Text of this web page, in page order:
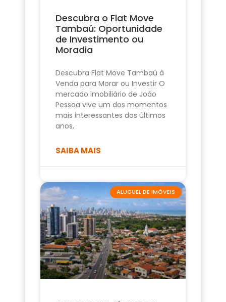
Descubra o Flat Move
Tambaú: Oportunidade
de Investimento ou
Moradia
Descubra Flat Move Tambaú à
Venda para Morar ou Investir O
mercado imobiliário de João
Pessoa vive um dos momentos
mais interessantes dos últimos
anos,
SAIBA MAIS
ALUGUEL DE IMÓVEIS